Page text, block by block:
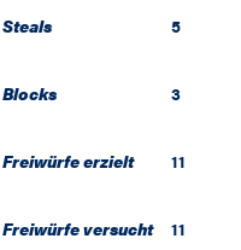
Steals 5
Blocks 3
Freiwürfe erzielt 11
Freiwürfe versucht 11